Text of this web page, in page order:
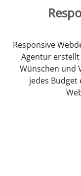
Responsive
Agentur erstellt
Wünschen und
jedes Budget